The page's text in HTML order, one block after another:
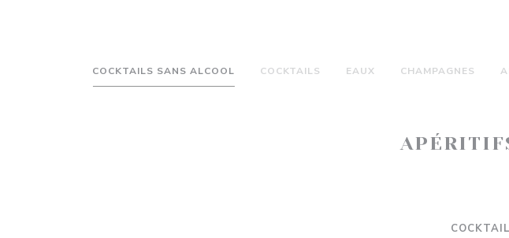
COCKTAILS SANS ALCOOL COCKTAILS EAUX CHAMPAGNES